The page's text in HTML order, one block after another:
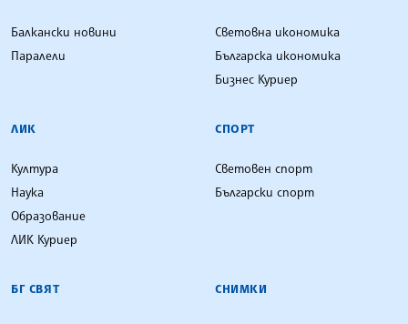
Балкански новини
Паралели
Световна икономика
Българска икономика
Бизнес Куриер
ЛИК
Култура
Наука
Образование
ЛИК Куриер
СПОРТ
Световен спорт
Български спорт
БГ СВЯТ СНИМКИ